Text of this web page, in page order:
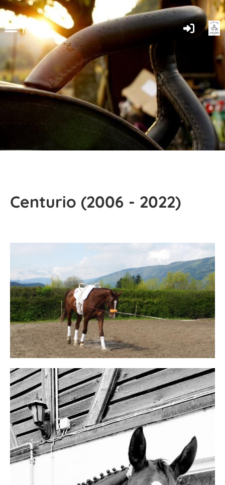
Menü
Centurio (2006 - 2022)